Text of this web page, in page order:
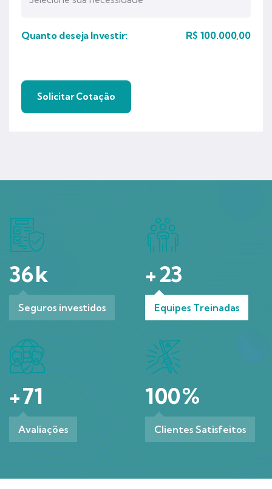
Quanto deseja Investir: R$ 100.000,00
36k
Seguros investidos
+23
Equipes Treinadas
+71
Avaliações
100%
Clientes Satisfeitos